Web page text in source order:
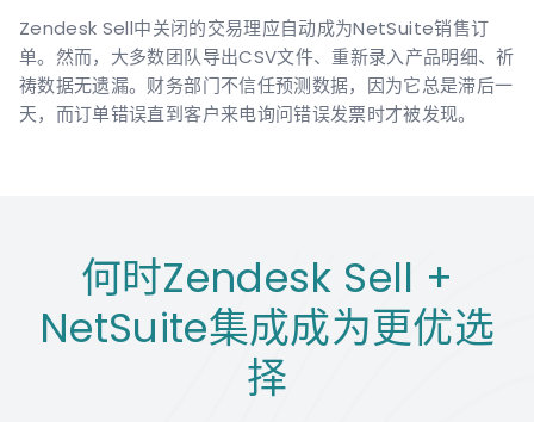
Zendesk Sell中关闭的交易理应自动成为NetSuite销售订
单。然而，大多数团队导出CSV文件、重新录入产品明细、祈
祷数据无遗漏。财务部门不信任预测数据，因为它总是滞后一
天，而订单错误直到客户来电询问错误发票时才被发现。
何时Zendesk Sell +
NetSuite集成成为更优选
择